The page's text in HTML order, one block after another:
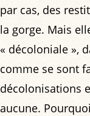
par cas, des
la gorge. Mais
« décoloniale »,
comme se sont
décolonisations
aucune.